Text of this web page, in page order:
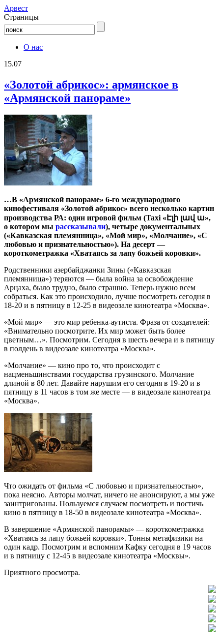
Aрвест
Страницы
О нас
15.07
«Золотой абрикос»: армянское в
«Армянской панораме»
…В «Армянской панораме» 6-го международного
кинофестиваля «Золотой абрикос» всего несколько картин
производства РА: один игровой фильм (Taxi «Էլի լավ ա»,
о котором мы рассказывали), четыре документальных
(«Кавказская племянница», «Мой мир», «Молчание», «С
любовью и признательностью»). На десерт —
короткометражка «Хватаясь за лапу божьей коровки».
Родственники азербайджанки Зины («Кавказская
племянница») теряются — была война за освобождение
Арцаха, было трудно, было страшно. Теперь нужно всем
собраться. Как это происходило, лучше посмотреть сегодня в
18-20 и в пятницу в 12-25 в видеозале кинотеатра «Москва».
«Мой мир» — это мир ребенка-аутиста. Фраза от создателей:
«Внимательно посмотрите. Их мир может быть более
цветным…». Посмотрим. Сегодня в шесть вечера и в пятницу
в полдень в видеозале кинотеатра «Москва».
«Молчание» — кино про то, что происходит с
нацменьшинствами государства грузинского. Молчание
длиной в 80 лет. Давайте нарушим его сегодня в 19-20 и в
пятницу в 11 часов в том же месте — в видеозале кинотеатра
«Москва».
Что ожидать от фильма «С любовью и признательностью»,
пока неясно. Авторы молчат, ничего не анонсируют, а мы уже
заинтригованы. Пользуемся случаем посмотреть и постичь
кино в пятницу в 18-50 в видеозале кинотеатра «Москва».
В завершение «Армянской панорамы» — короткометражка
«Хватаясь за лапу божьей коровки». Тонны метафизики на
один кадр. Посмотрим и вспомним Кафку сегодня в 19 часов
и в пятницу с 12-45 в видеозале кинотеатра «Москвы».
Приятного просмотра.